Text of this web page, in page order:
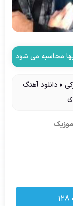
بها محاسبه می شود
» دانلود آهنگ